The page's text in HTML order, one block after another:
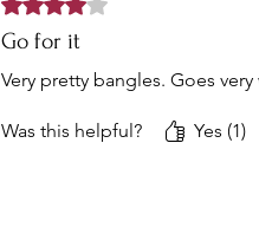
Go for it
Very pretty bangles. Goes
Was this helpful? Yes (1)